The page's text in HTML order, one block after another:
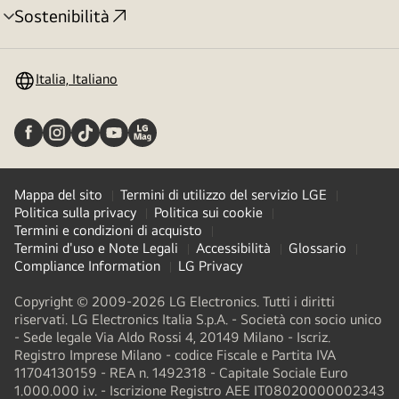
Sostenibilità
Attivazione
Italia, Italiano
Mappa del sito
Termini di utilizzo del servizio LGE
Politica sulla privacy
Politica sui cookie
Termini e condizioni di acquisto
Termini d'uso e Note Legali
Accessibilità
Glossario
Compliance Information
LG Privacy
Copyright © 2009-2026 LG Electronics. Tutti i diritti
riservati. LG Electronics Italia S.p.A. - Società con socio unico
- Sede legale Via Aldo Rossi 4, 20149 Milano - Iscriz.
Registro Imprese Milano - codice Fiscale e Partita IVA
11704130159 - REA n. 1492318 - Capitale Sociale Euro
1.000.000 i.v. - Iscrizione Registro AEE IT08020000002343​